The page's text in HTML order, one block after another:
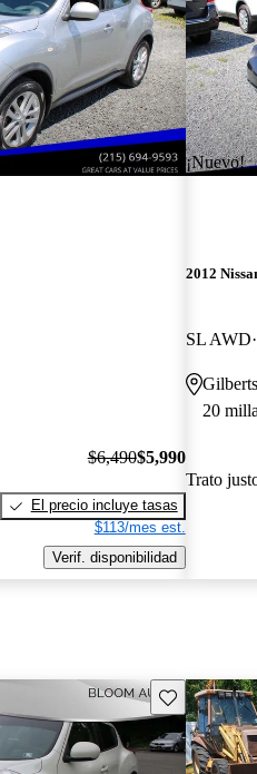
$6,490$5,990
El precio incluye tasas
$113/mes est.
Verif. disponibilidad
¡Nuevo!
2012
SL AWD
20
Trato
Guarda este